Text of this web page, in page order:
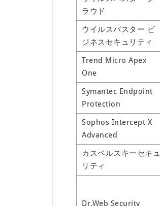
ラウド
ウイルスバスター ビ
ジネスセキュリティ
Trend Micro Apex
One
Symantec Endpoint
Protection
Sophos Intercept X
Advanced
カスペルスキーセキュ
リティ
Dr.Web Security